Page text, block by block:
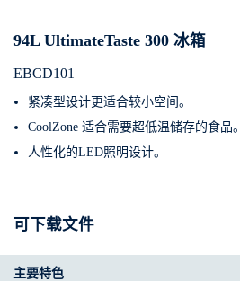
94L UltimateTaste 300 冰箱
EBCD101
紧凑型设计更适合较小空间。
CoolZone 适合需要超低温储存的食品。
人性化的LED照明设计。
可下载文件
主要特色